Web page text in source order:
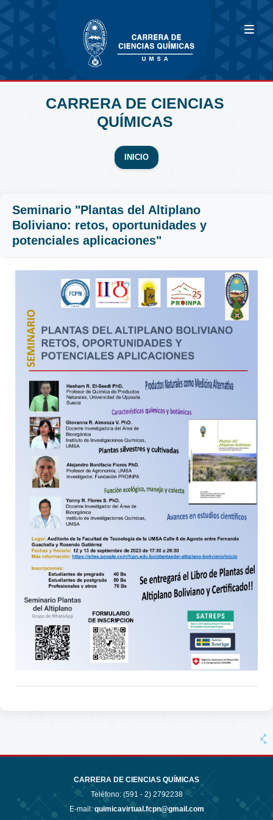
CARRERA DE CIENCIAS
QUÍMICAS
INICIO
Seminario "Plantas del Altiplano
Boliviano: retos, oportunidades y
potenciales aplicaciones"
CARRERA DE CIENCIAS QUÍMICAS
Teléfono: (591 - 2) 2792238
E-mail: quimicavirtual.fcpn@gmail.com